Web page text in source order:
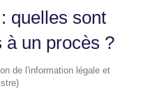
quelles sont
à un procès ?
de l'information légale et